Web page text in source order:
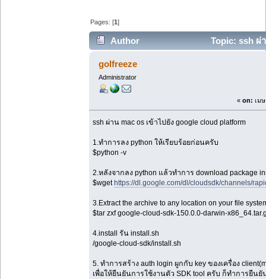
Pages: [1]
Author
Topic: ssh ผ่
times)
golfreeze
Administrator
« on: เม
ssh ผ่าน mac os เข้าไปยัง google cloud platform
1.ทำการลง python ให้เรียบร้อยก่อนครับ
$python -v
2.หลังจากลง python แล้วทำการ download package
$wget https://dl.google.com/dl/cloudsdk/channels/
3.Extract the archive to any location on your file
$tar zxf google-cloud-sdk-150.0.0-darwin-
4.install รัน install.sh
/google-cloud-sdk/install.sh
5. ทำการสร้าง auth login ผูกกับ key ของเครื่อง
เพื่อให้ยืนยันการใช้งานตัว SDK tool ครับ ก็ทำการยืนยั